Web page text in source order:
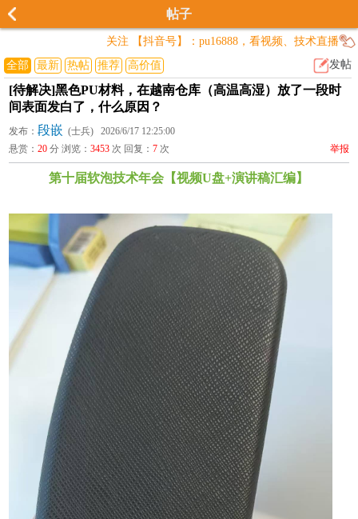
帖子
关注 【抖音号】：pu16888，看视频、技术直播
全部 最新 热帖 推荐 高价值 发帖
[待解决]黑色PU材料，在越南仓库（高温高湿）放了一段时
间表面发白了，什么原因？
发布：段嵌 (士兵) 2026/6/17 12:25:00
悬赏：20 分 浏览：3453 次 回复：7 次 举报
第十届软泡技术年会【视频U盘+演讲稿汇编】